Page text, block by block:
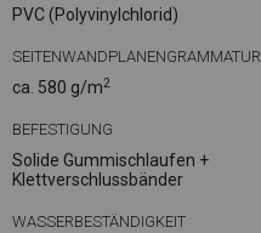
PVC (Polyvinylchlorid)
SEITENWANDPLANENGRAMMATUR
ca. 580 g/m2
BEFESTIGUNG
Solide Gummischlaufen +
Klettverschlussbänder
WASSERBESTÄNDIGKEIT